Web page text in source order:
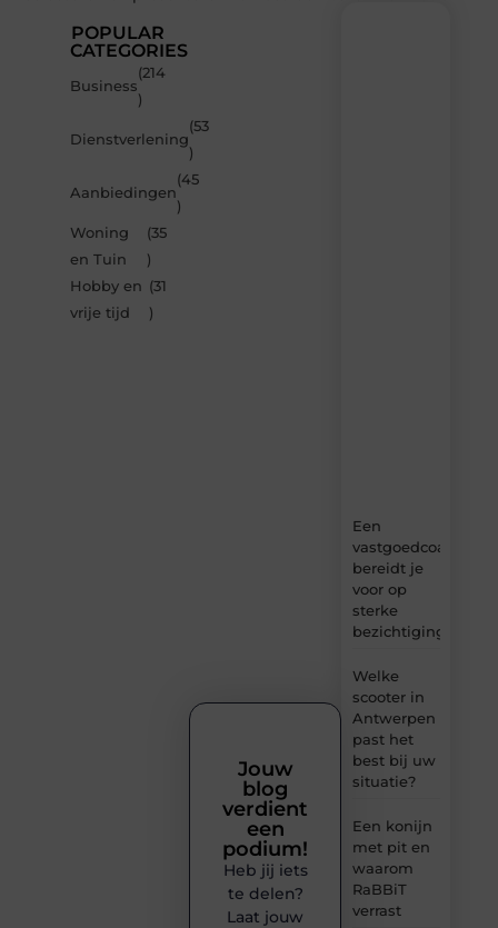
POPULAR
CATEGORIES
Business
(214
)
Dienstverlening
(53
)
Aanbiedingen
(45
)
Woning
en Tuin
(35
)
Hobby en
vrije tijd
(31
)
Een
vastgoedcoach
bereidt je
voor op
sterke
bezichtigingen
Welke
scooter in
Antwerpen
past het
best bij uw
situatie?
Een konijn
met pit en
waarom
RaBBiT
verrast
Jouw
blog
verdient
een
podium!
Heb jij iets
te delen?
Laat jouw